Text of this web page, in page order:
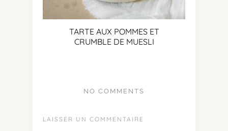
TARTE AUX POMMES ET
CRUMBLE DE MUESLI
NO COMMENTS
LAISSER UN COMMENTAIRE